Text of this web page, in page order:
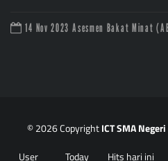
14 Nov 2023 Asesmen Bakat Minat
© 2026 CopyrightICT SMA
User
Today Hits hari ini